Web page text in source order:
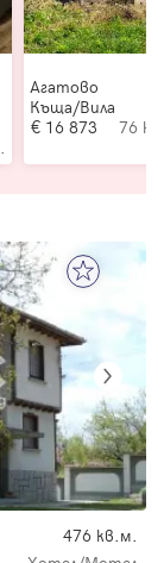
Агатово
Къща/Вила
16 873
76
476 кв.м.